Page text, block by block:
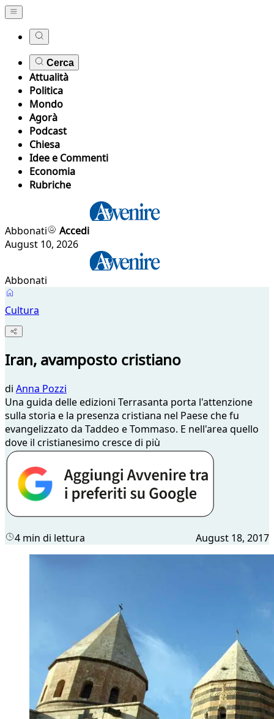
Cerca
Attualità
Politica
Mondo
Agorà
Podcast
Chiesa
Idee e Commenti
Economia
Rubriche
Abbonati
Accedi
August 10, 2026
Abbonati
Cultura
Iran, avamposto cristiano
di Anna Pozzi
Una guida delle edizioni Terrasanta porta l'attenzione
sulla storia e la presenza cristiana nel Paese che fu
evangelizzato da Taddeo e Tommaso. E nell'area quello
dove il cristianesimo cresce di più
4 min di lettura August 18, 2017